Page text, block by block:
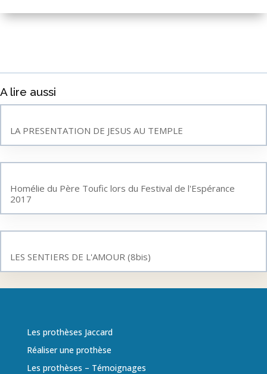
A lire aussi
LA PRESENTATION DE JESUS AU TEMPLE
Homélie du Père Toufic lors du Festival de l'Espérance
2017
LES SENTIERS DE L'AMOUR (8bis)
Les prothèses Jaccard
Réaliser une prothèse
Les prothèses – Témoignages